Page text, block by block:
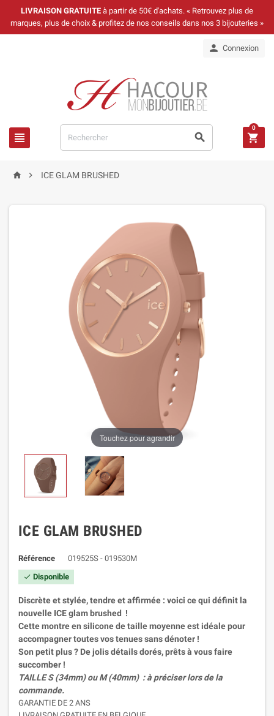
LIVRAISON GRATUITE à partir de 50€ d'achats. « Retrouvez plus de
marques, plus de choix & profitez de nos conseils dans nos 3 bijouteries »
 Connexion
  
0
  ICE GLAM BRUSHED
Touchez pour agrandir
ICE GLAM BRUSHED
Référence 019525S - 019530M
 Disponible
Discrète et stylée, tendre et affirmée : voici ce qui définit la
nouvelle ICE glam brushed !
Cette montre en silicone de taille moyenne est idéale pour
accompagner toutes vos tenues sans dénoter !
Son petit plus ? De jolis détails dorés, prêts à vous faire
succomber !
TAILLE S (34mm) ou M (40mm) : à préciser lors de la
commande.
GARANTIE DE 2 ANS